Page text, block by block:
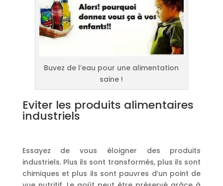
Buvez de l’eau pour une alimentation
saine !
Eviter les produits alimentaires
industriels
Essayez de vous éloigner des produits
industriels. Plus ils sont transformés, plus ils sont
chimiques et plus ils sont pauvres d’un point de